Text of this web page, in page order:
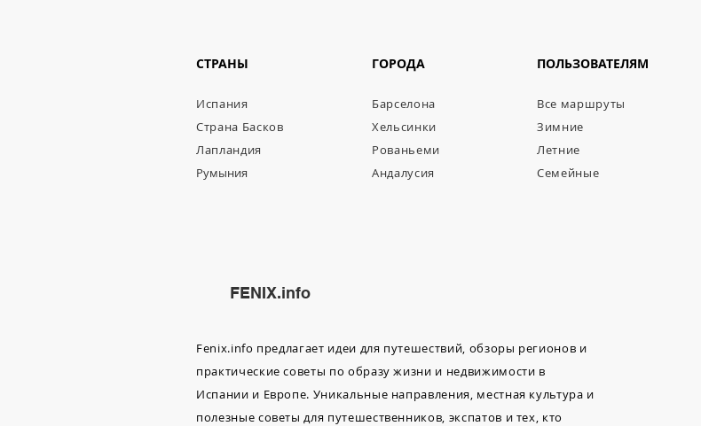
СТРАНЫ
Испания
Страна Басков
Лапландия
Румыния
FENIX.info
ГОРОДА
Барселона
Хельсинки
Рованьеми
Андалусия
ПОЛЬЗОВАТЕЛЯМ
Все маршруты
Зимние
Летние
Семейные
Fenix.info предлагает идеи для путешествий, обзоры регионов и
практические советы по образу жизни и недвижимости в
Испании и Европе. Уникальные направления, местная культура и
полезные советы для путешественников, экспатов и тех, кто